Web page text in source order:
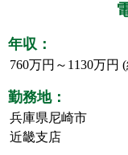
年収：
760万円～1130万円
勤務地：
兵庫県尼崎市
近畿支店